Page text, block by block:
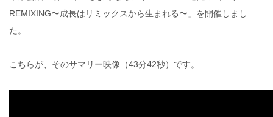
REMIXING〜成長はリミックスから生まれる〜」を開催しまし
た。
こちらが、そのサマリー映像（43分42秒）です。